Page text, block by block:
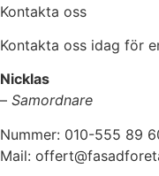
Kontakta oss
Kontakta oss idag för
Nicklas
– Samordnare
Nummer: 010-555 89
Mail: